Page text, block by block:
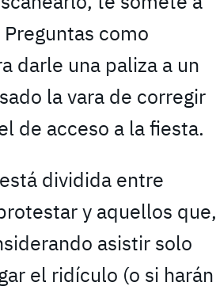
como
darle una paliza a un
la vara de corregir
de acceso a la fiesta.
dividida entre
y aquellos que,
asistir solo
el ridículo (o si harán